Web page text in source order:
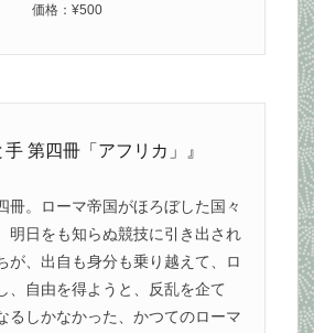
価格：¥500
手 第四冊「アフリカ」』
冊。ローマ帝国がほろぼした国々
明日をも知らぬ競技に引き出され
が、出自も身分も乗り越えて、ロ
、自由を得ようと、反乱を企て
るしかなかった、かつてのローマ